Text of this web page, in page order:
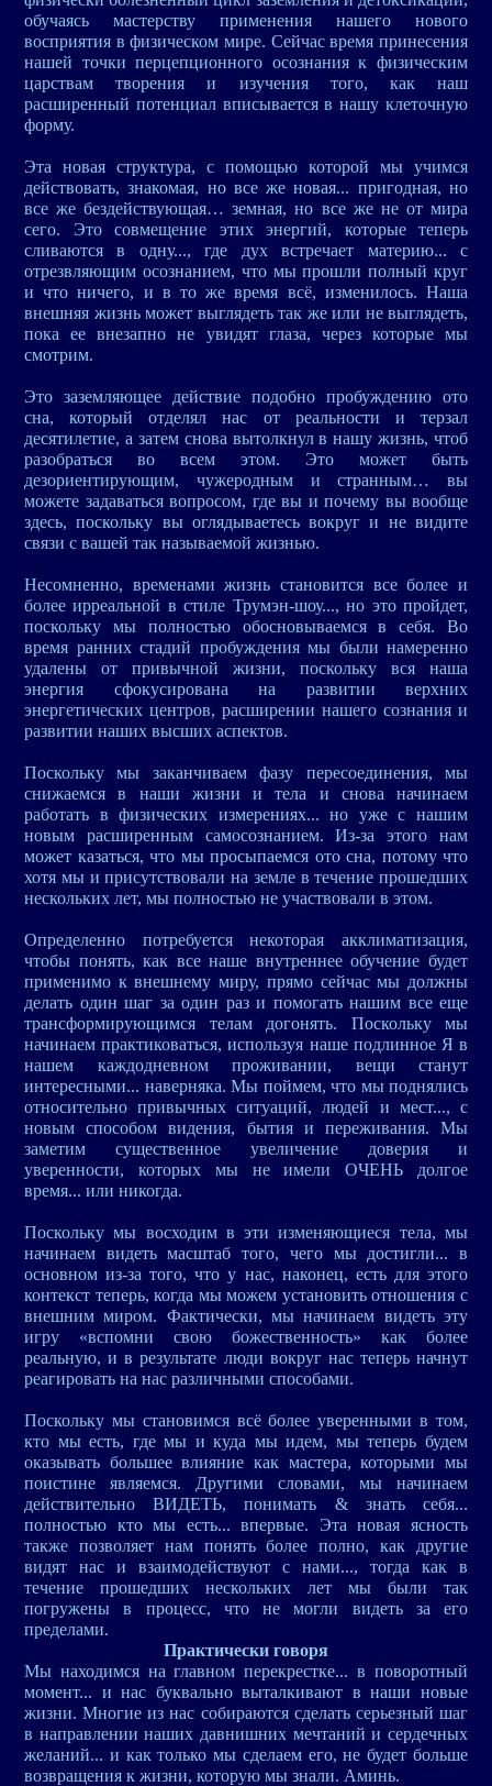
обучаясь мастерству применения нашего нового
восприятия в физическом мире. Сейчас время принесения
нашей точки перцепционного осознания к физическим
царствам творения и изучения того, как наш
расширенный потенциал вписывается в нашу клеточную
форму.
Эта новая структура, с помощью которой мы учимся
действовать, знакомая, но все же новая... пригодная, но
все же бездействующая… земная, но все же не от мира
сего. Это совмещение этих энергий, которые теперь
сливаются в одну..., где дух встречает материю... с
отрезвляющим осознанием, что мы прошли полный круг
и что ничего, и в то же время всё, изменилось. Наша
внешняя жизнь может выглядеть так же или не выглядеть,
пока ее внезапно не увидят глаза, через которые мы
смотрим.
Это заземляющее действие подобно пробуждению ото
сна, который отделял нас от реальности и терзал
десятилетие, а затем снова вытолкнул в нашу жизнь, чтоб
разобраться во всем этом. Это может быть
дезориентирующим, чужеродным и странным… вы
можете задаваться вопросом, где вы и почему вы вообще
здесь, поскольку вы оглядываетесь вокруг и не видите
связи с вашей так называемой жизнью.
Несомненно, временами жизнь становится все более и
более ирреальной в стиле Трумэн-шоу..., но это пройдет,
поскольку мы полностью обосновываемся в себя. Во
время ранних стадий пробуждения мы были намеренно
удалены от привычной жизни, поскольку вся наша
энергия сфокусирована на развитии верхних
энергетических центров, расширении нашего сознания и
развитии наших высших аспектов.
Поскольку мы заканчиваем фазу пересоединения, мы
снижаемся в наши жизни и тела и снова начинаем
работать в физических измерениях... но уже с нашим
новым расширенным самосознанием. Из-за этого нам
может казаться, что мы просыпаемся ото сна, потому что
хотя мы и присутствовали на земле в течение прошедших
нескольких лет, мы полностью не участвовали в этом.
Определенно потребуется некоторая акклиматизация,
чтобы понять, как все наше внутреннее обучение будет
применимо к внешнему миру, прямо сейчас мы должны
делать один шаг за один раз и помогать нашим все еще
трансформирующимся телам догонять. Поскольку мы
начинаем практиковаться, используя наше подлинное Я в
нашем каждодневном проживании, вещи станут
интересными... наверняка. Мы поймем, что мы поднялись
относительно привычных ситуаций, людей и мест..., с
новым способом видения, бытия и переживания. Мы
заметим существенное увеличение доверия и
уверенности, которых мы не имели ОЧЕНЬ долгое
время... или никогда.
Поскольку мы восходим в эти изменяющиеся тела, мы
начинаем видеть масштаб того, чего мы достигли... в
основном из-за того, что у нас, наконец, есть для этого
контекст теперь, когда мы можем установить отношения с
внешним миром. Фактически, мы начинаем видеть эту
игру «вспомни свою божественность» как более
реальную, и в результате люди вокруг нас теперь начнут
реагировать на нас различными способами.
Поскольку мы становимся всё более уверенными в том,
кто мы есть, где мы и куда мы идем, мы теперь будем
оказывать большее влияние как мастера, которыми мы
поистине являемся. Другими словами, мы начинаем
действительно ВИДЕТЬ, понимать & знать себя...
полностью кто мы есть... впервые. Эта новая ясность
также позволяет нам понять более полно, как другие
видят нас и взаимодействуют с нами..., тогда как в
течение прошедших нескольких лет мы были так
погружены в процесс, что не могли видеть за его
пределами.
Практически говоря
Мы находимся на главном перекрестке... в поворотный
момент... и нас буквально выталкивают в наши новые
жизни. Многие из нас собираются сделать серьезный шаг
в направлении наших давнишних мечтаний и сердечных
желаний... и как только мы сделаем его, не будет больше
возвращения к жизни, которую мы знали. Аминь.